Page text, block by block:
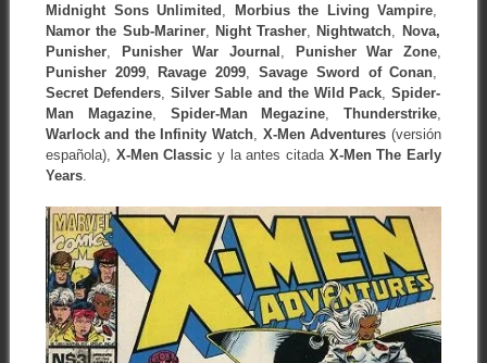
Midnight Sons Unlimited
Morbius the Living Vampire
Namor the Sub-Mariner, Night Trasher Nightwatch
Nova,
Punisher, Punisher War Journal Punisher War Zone
Punisher 2099, Ravage 2099 Savage Sword of Conan
Secret Defenders, Silver Sable and the Wild Pack Spider-
Man Magazine, Spider-Man Megazine Thunderstrike
Warlock and the Infinity Watch X-Men Adventures (versión
española), X-Men Classic y la antes citada X-Men The Early
Years.